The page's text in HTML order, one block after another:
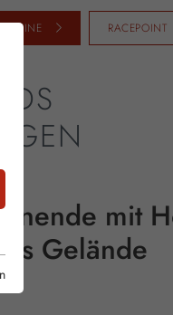
RACEPOINT
mit
Gelände